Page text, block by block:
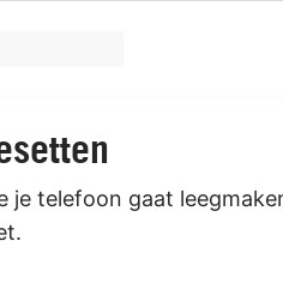
telefoon gaat